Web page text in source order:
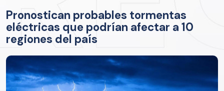
Pronostican probables tormentas
eléctricas que podrían afectar a 10
regiones del país